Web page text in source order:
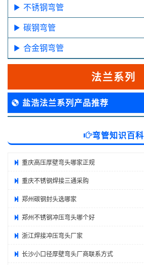
不锈钢弯管
碳钢弯管
合金钢弯管
法兰系列
盐浩法兰系列产品推荐
弯管知识百科
重庆高压厚壁弯头哪家正规
重庆不锈钢焊接三通采购
郑州碳钢封头选哪家
郑州不锈钢冲压弯头哪个好
浙江焊接冲压弯头厂家
长沙小口径厚壁弯头厂商联系方式